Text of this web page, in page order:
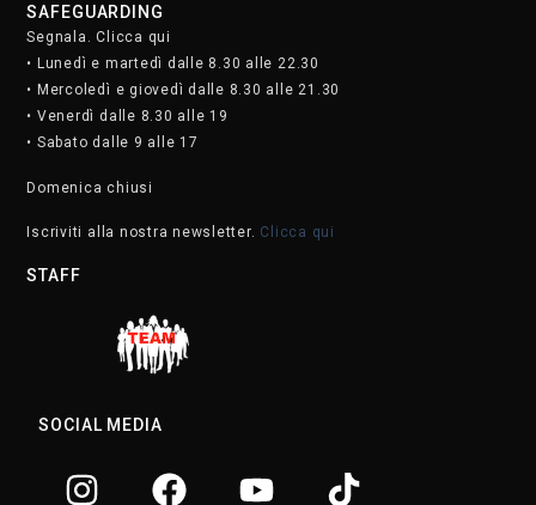
SAFEGUARDING
Segnala. Clicca qui
• Lunedì e martedì dalle 8.30 alle 22.30
• Mercoledì e giovedì dalle 8.30 alle 21.30
• Venerdì dalle 8.30 alle 19
• Sabato dalle 9 alle 17
Domenica chiusi
Iscriviti alla nostra newsletter. Clicca qui
STAFF
SOCIAL MEDIA